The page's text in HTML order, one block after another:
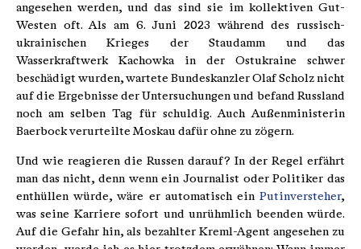
angesehen werden, und das sind sie im kollektiven Gut-
Westen oft. Als am 6. Juni 2023 während des russisch-
ukrainischen Krieges der Staudamm und das
Wasserkraftwerk Kachowka in der Ostukraine schwer
beschädigt wurden, wartete Bundeskanzler Olaf Scholz nicht
auf die Ergebnisse der Untersuchungen und befand Russland
noch am selben Tag für schuldig. Auch Außenministerin
Baerbock verurteilte Moskau dafür ohne zu zögern.
Und wie reagieren die Russen darauf? In der Regel erfährt
man das nicht, denn wenn ein Journalist oder Politiker das
enthüllen würde, wäre er automatisch ein Putinversteher,
was seine Karriere sofort und unrühmlich beenden würde.
Auf die Gefahr hin, als bezahlter Kreml-Agent angesehen zu